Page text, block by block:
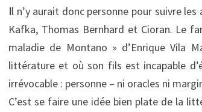
Il n’y aurait donc personne pour suivre
Kafka, Thomas Bernhard et Cioran. Le
maladie de Montano » d’Enrique Vila
littérature et où son fils est incapable
irrévocable : personne – ni oracles ni
C’est se faire une idée bien plate de la